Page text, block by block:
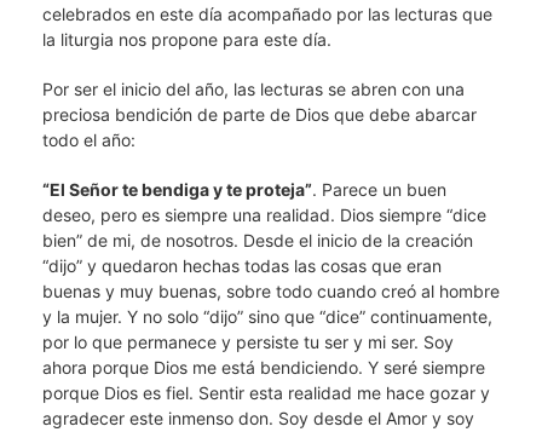
celebrados en este día acompañado por las lecturas que
la liturgia nos propone para este día.
Por ser el inicio del año, las lecturas se abren con una
preciosa bendición de parte de Dios que debe abarcar
todo el año:
“El Señor te bendiga y te proteja”. Parece un buen
deseo, pero es siempre una realidad. Dios siempre “dice
bien” de mi, de nosotros. Desde el inicio de la creación
“dijo” y quedaron hechas todas las cosas que eran
buenas y muy buenas, sobre todo cuando creó al hombre
y la mujer. Y no solo “dijo” sino que “dice” continuamente,
por lo que permanece y persiste tu ser y mi ser. Soy
ahora porque Dios me está bendiciendo. Y seré siempre
porque Dios es fiel. Sentir esta realidad me hace gozar y
agradecer este inmenso don. Soy desde el Amor y soy